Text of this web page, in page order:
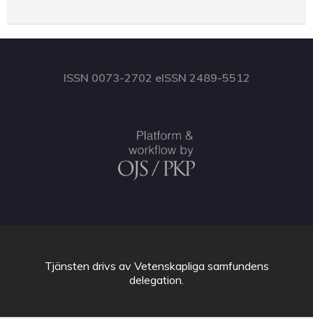
ISSN 0073-2702 eISSN 2489-5512
Tjänsten drivs av Vetenskapliga samfundens
delegation.